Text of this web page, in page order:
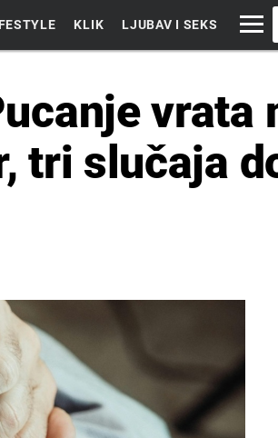
KLIK LJUBAV I SEKS
vrata
tri slučaja